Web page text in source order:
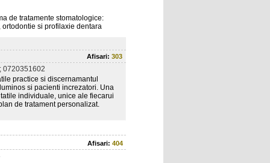
de tratamente stomatologice:
si profilaxie dentara
Afisari: 303
0720351602
practice si discernamantul
si pacienti increzatori. Una
individuale, unice ale fiecarui
de tratament personalizat.
Afisari: 404